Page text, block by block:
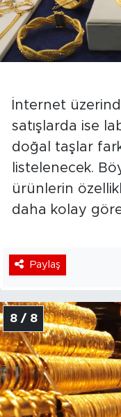
İnternet
satışlarda ise
doğal taşlar
listelenecek.
ürünlerin
daha kolay
Paylaş
8 / 8